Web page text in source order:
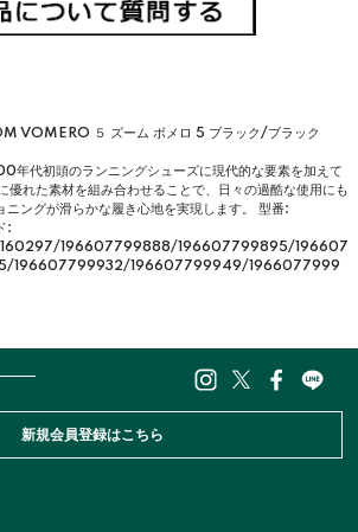
VOMERO ５ ズーム ボメロ 5 ブラック/ブラック
代初頭のランニングシューズに現代的な要素を加えて
優れた素材を組み合わせることで、日々の過酷な使用にも
ングが滑らかな履き心地を実現します。
型番:
:
196607799888/196607799895/196607
196607799932/196607799949/1966077999
新規会員登録はこちら